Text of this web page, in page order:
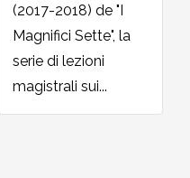
(2017-2018) de "I
Magnifici Sette", la
serie di lezioni
magistrali sui...